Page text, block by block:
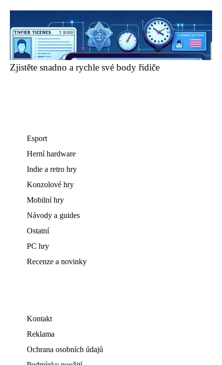
Zjistěte snadno a rychle své body řidiče
Esport
Herní hardware
Indie a retro hry
Konzolové hry
Mobilní hry
Návody a guides
Ostatní
PC hry
Recenze a novinky
Kontakt
Reklama
Ochrana osobních údajů